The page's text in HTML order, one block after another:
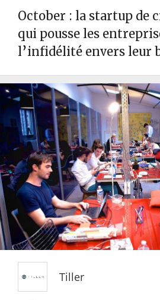
October : la startup de
qui pousse les
l’infidélité envers leur
Tiller